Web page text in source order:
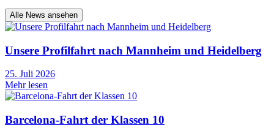
Alle News ansehen
Unsere Profilfahrt nach Mannheim und Heidelberg
25. Juli 2026
Mehr lesen
Barcelona-Fahrt der Klassen 10